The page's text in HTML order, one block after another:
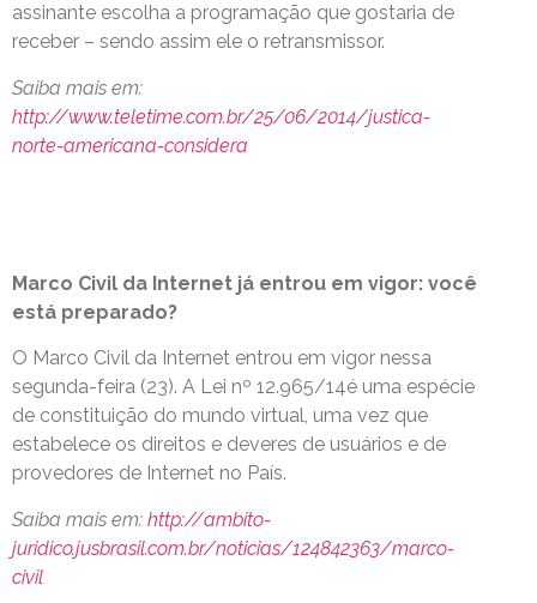
assinante escolha a programação que gostaria de
receber – sendo assim ele o retransmissor.
Saiba mais em:
http://www.teletime.com.br/25/06/2014/justica-
norte-americana-considera
Marco Civil da Internet já entrou em vigor: você
está preparado?
O Marco Civil da Internet entrou em vigor nessa
segunda-feira (23). A Lei nº 12.965/14é uma espécie
de constituição do mundo virtual, uma vez que
estabelece os direitos e deveres de usuários e de
provedores de Internet no País.
Saiba mais em: http://ambito-
juridico.jusbrasil.com.br/noticias/124842363/marco-
civil